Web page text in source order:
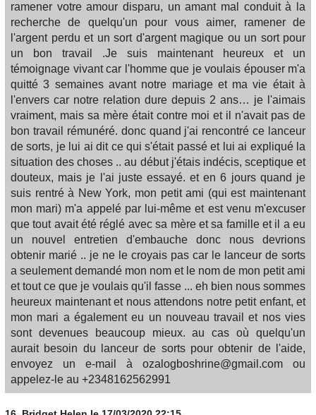
ramener votre amour disparu, un amant mal conduit à la
recherche de quelqu'un pour vous aimer, ramener de
l'argent perdu et un sort d'argent magique ou un sort pour
un bon travail .Je suis maintenant heureux et un
témoignage vivant car l'homme que je voulais épouser m'a
quitté 3 semaines avant notre mariage et ma vie était à
l'envers car notre relation dure depuis 2 ans… je l'aimais
vraiment, mais sa mère était contre moi et il n'avait pas de
bon travail rémunéré. donc quand j'ai rencontré ce lanceur
de sorts, je lui ai dit ce qui s'était passé et lui ai expliqué la
situation des choses .. au début j'étais indécis, sceptique et
douteux, mais je l'ai juste essayé. et en 6 jours quand je
suis rentré à New York, mon petit ami (qui est maintenant
mon mari) m'a appelé par lui-même et est venu m'excuser
que tout avait été réglé avec sa mère et sa famille et il a eu
un nouvel entretien d'embauche donc nous devrions
obtenir marié .. je ne le croyais pas car le lanceur de sorts
a seulement demandé mon nom et le nom de mon petit ami
et tout ce que je voulais qu'il fasse ... eh bien nous sommes
heureux maintenant et nous attendons notre petit enfant, et
mon mari a également eu un nouveau travail et nos vies
sont devenues beaucoup mieux. au cas où quelqu'un
aurait besoin du lanceur de sorts pour obtenir de l'aide,
envoyez un e-mail à ozalogboshrine@gmail.com ou
appelez-le au +2348162562991